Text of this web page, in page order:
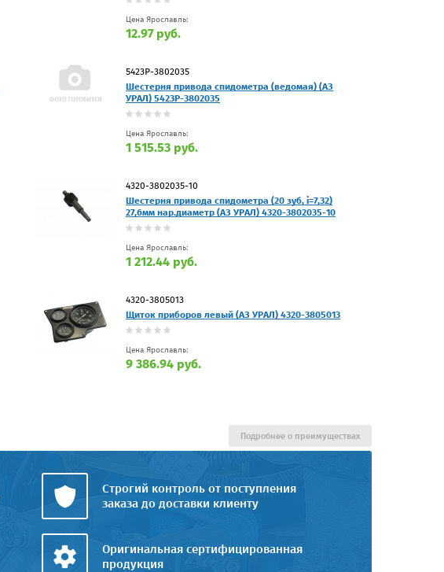
Цена Ярославль:
12.97 руб.
5423Р-3802035
Шестерня привода спидометра (ведомая) (АЗ
УРАЛ) 5423Р-3802035
Цена Ярославль:
1 515.53 руб.
4320-3802035-10
Шестерня привода спидометра (20 зуб, i=7,32)
27,6мм нар.диаметр (АЗ УРАЛ) 4320-3802035-10
Цена Ярославль:
1 212.44 руб.
4320-3805013
Щиток приборов левый (АЗ УРАЛ) 4320-3805013
Цена Ярославль:
9 386.94 руб.
Строгий контроль от поступления
заказа до доставки клиенту
Оригинальная сертифицированная
продукция
Подробнее о преимуществах